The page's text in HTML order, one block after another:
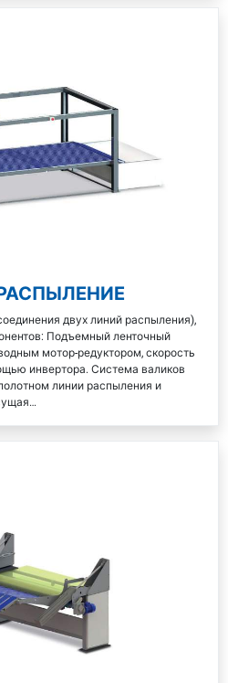
двух линий распыления),
Подъемный ленточный
мотор-редуктором, скорость
инвертора. Система валиков
линии распыления и